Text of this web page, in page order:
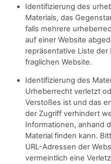
Identifizierung des
Materials, das
falls mehrere
auf einer Website
repräsentative Liste
fraglichen Website.
Identifizierung des
Urheberrecht verletzt
Verstoßes ist und das
der Zugriff verhindert
Informationen, anhand
Material finden kann.
URL-Adressen der
vermeintlich eine